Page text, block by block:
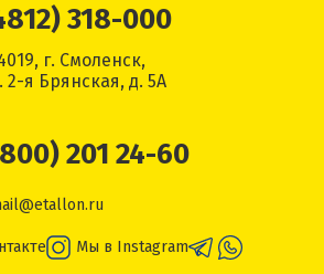
318-000
г. Смоленск,
2-я Брянская, д. 5А
201 24-60
Мы в Instagram